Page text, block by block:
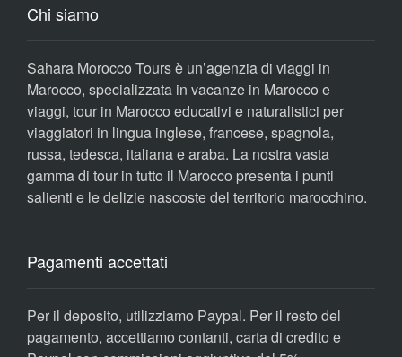
Chi siamo
Sahara Morocco Tours è un’agenzia di viaggi in
Marocco, specializzata in vacanze in Marocco e
viaggi, tour in Marocco educativi e naturalistici per
viaggiatori in lingua inglese, francese, spagnola,
russa, tedesca, italiana e araba. La nostra vasta
gamma di tour in tutto il Marocco presenta i punti
salienti e le delizie nascoste del territorio marocchino.
Pagamenti accettati
Per il deposito, utilizziamo Paypal. Per il resto del
pagamento, accettiamo contanti, carta di credito e